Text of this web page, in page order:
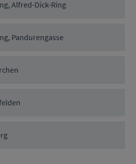
Alfred-Dick-Ring
Pandurengasse